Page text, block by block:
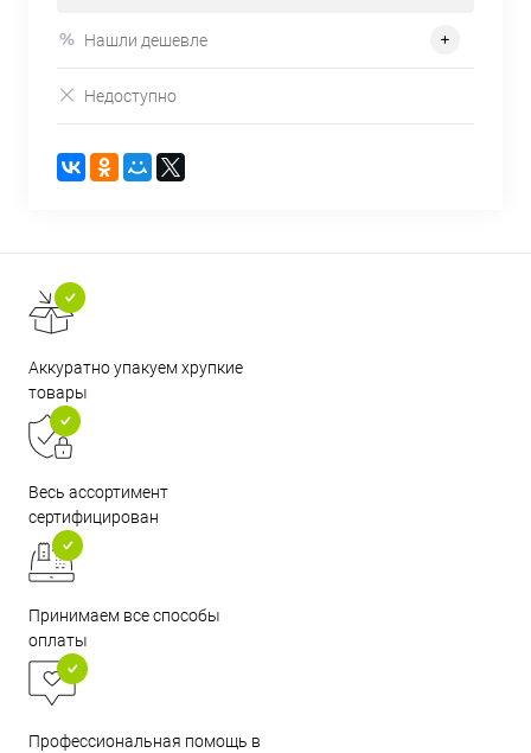
Нашли дешевле
Недоступно
Аккуратно упакуем хрупкие
товары
Весь ассортимент
сертифицирован
Принимаем все способы
оплаты
Профессиональная помощь в